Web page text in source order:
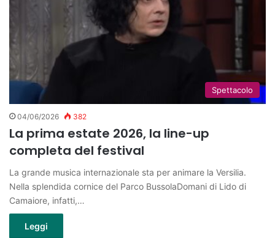
Spettacolo
04/06/2026 382
La prima estate 2026, la line-up
completa del festival
La grande musica internazionale sta per animare la Versilia.
Nella splendida cornice del Parco BussolaDomani di Lido di
Camaiore, infatti,…
Leggi